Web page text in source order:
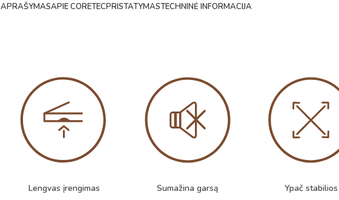
APRAŠYMASAPIE CORETECPRISTATYMASTECHNINĖ INFORMACIJA
Lengvas įrengimas Sumažina garsą Ypač stabilios